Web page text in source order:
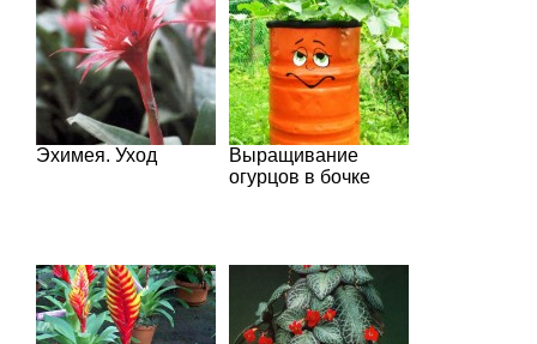
Эхимея. Уход
Выращивание
огурцов в бочке